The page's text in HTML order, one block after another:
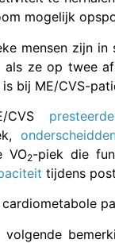
mogelijk
mensen zijn
als ze op twee
bij ME/CVS-
CVS
VO2-piek die
tijdens